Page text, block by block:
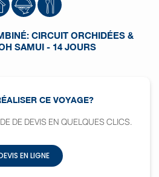
CIRCUIT ORCHIDÉES &
SAMUI - 14 JOURS
CE VOYAGE?
DE DEVIS EN QUELQUES CLICS.
EN LIGNE